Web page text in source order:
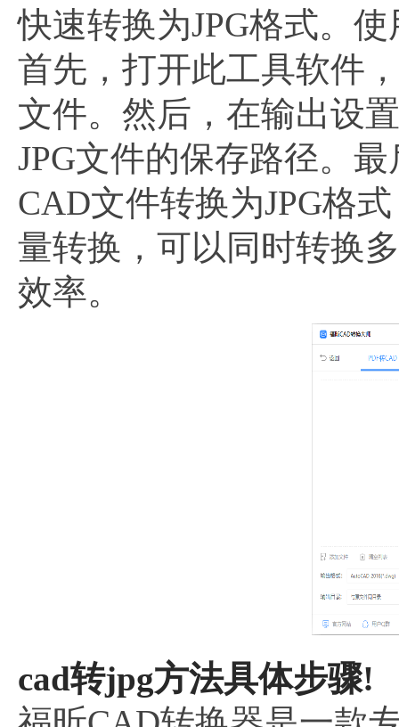
快速转换为JPG格式。
首先，打开此工具软件
文件。然后，在输出设
JPG文件的保存路径。
CAD文件转换为JPG格
量转换，可以同时转换
效率。
cad转jpg方法具体步骤!